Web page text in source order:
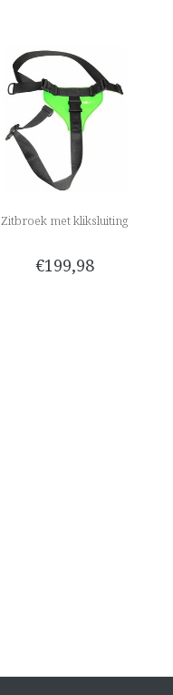
Zitbroek met kliksluiting
€199,98